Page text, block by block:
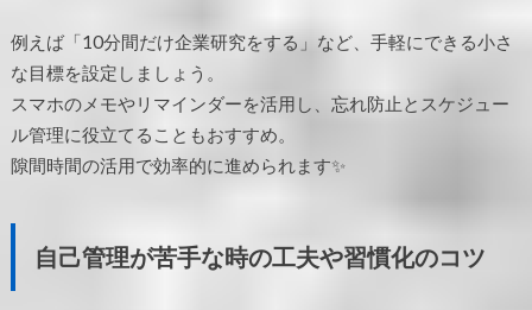
例えば「10分間だけ企業研究をする」など、手軽にできる小さ
な目標を設定しましょう。
スマホのメモやリマインダーを活用し、忘れ防止とスケジュー
ル管理に役立てることもおすすめ。
隙間時間の活用で効率的に進められます✨
自己管理が苦手な時の工夫や習慣化のコツ